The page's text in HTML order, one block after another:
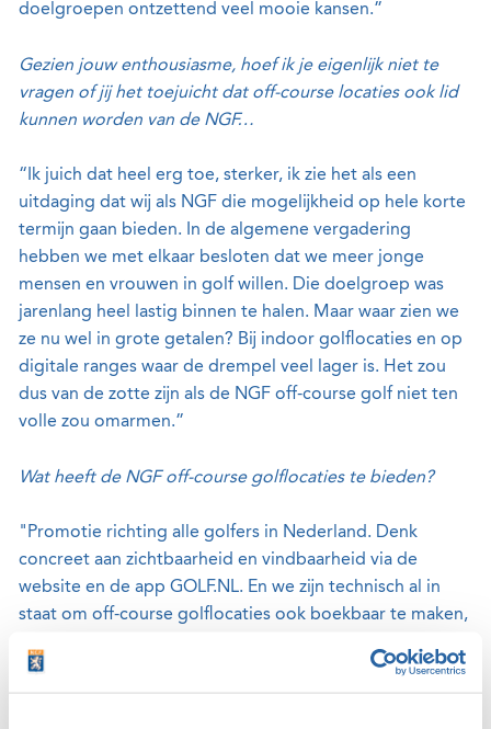
doelgroepen ontzettend veel mooie kansen.”
Gezien jouw enthousiasme, hoef ik je eigenlijk niet te
vragen of jij het toejuicht dat off-course locaties ook lid
kunnen worden van de NGF…
“Ik juich dat heel erg toe, sterker, ik zie het als een
uitdaging dat wij als NGF die mogelijkheid op hele korte
termijn gaan bieden. In de algemene vergadering
hebben we met elkaar besloten dat we meer jonge
mensen en vrouwen in golf willen. Die doelgroep was
jarenlang heel lastig binnen te halen. Maar waar zien we
ze nu wel in grote getalen? Bij indoor golflocaties en op
digitale ranges waar de drempel veel lager is. Het zou
dus van de zotte zijn als de NGF off-course golf niet ten
volle zou omarmen.”
Wat heeft de NGF off-course golflocaties te bieden?
"Promotie richting alle golfers in Nederland. Denk
concreet aan zichtbaarheid en vindbaarheid via de
website en de app GOLF.NL. En we zijn technisch al in
staat om off-course golflocaties ook boekbaar te maken,
komen."